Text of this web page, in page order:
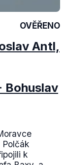
OVĚŘENO
Antl,
Bohuslav
k